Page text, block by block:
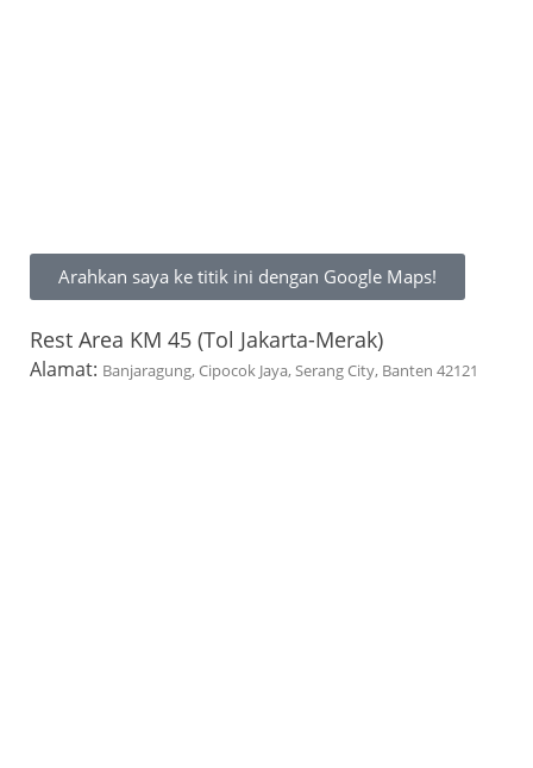
Arahkan saya ke titik ini dengan Google Maps!
Rest Area KM 45 (Tol Jakarta-Merak)
Alamat: Banjaragung, Cipocok Jaya, Serang City, Banten 42121